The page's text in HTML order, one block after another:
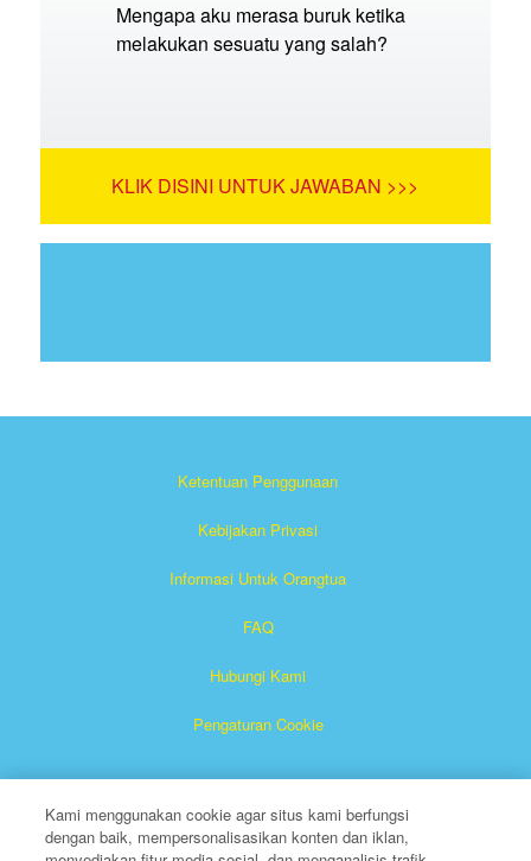
Mengapa aku merasa buruk ketika
melakukan sesuatu yang salah?
KLIK DISINI UNTUK JAWABAN >>>
Ketentuan Penggunaan
Kebijakan Privasi
Informasi Untuk Orangtua
FAQ
Hubungi Kami
Pengaturan Cookie
Kami menggunakan cookie agar situs kami berfungsi
dengan baik, mempersonalisasikan konten dan iklan,